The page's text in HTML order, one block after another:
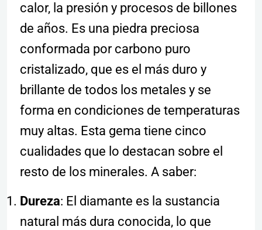
calor, la presión y procesos de billones
de años. Es una piedra preciosa
conformada por carbono puro
cristalizado, que es el más duro y
brillante de todos los metales y se
forma en condiciones de temperaturas
muy altas. Esta gema tiene cinco
cualidades que lo destacan sobre el
resto de los minerales. A saber:
Dureza: El diamante es la sustancia
natural más dura conocida, lo que